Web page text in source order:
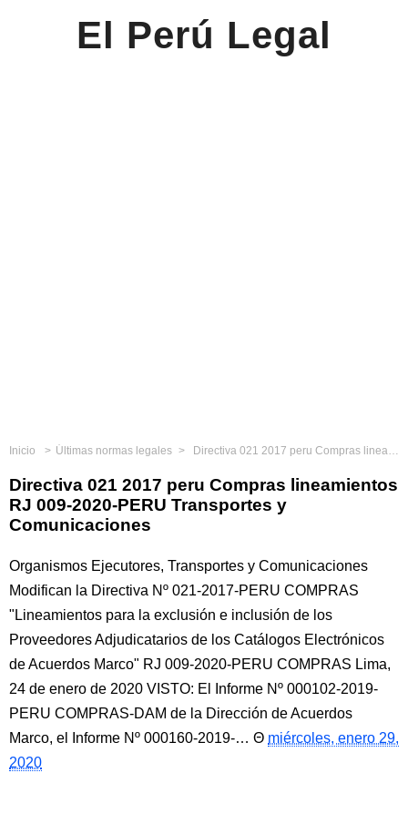
El Perú Legal
Inicio Últimas normas legales Directiva 021 2017 peru Compras lineamientos RJ 009-2020-PERU Transportes y Comunicaciones
Directiva 021 2017 peru Compras lineamientos
RJ 009-2020-PERU Transportes y
Comunicaciones
Organismos Ejecutores, Transportes y Comunicaciones
Modifican la Directiva Nº 021-2017-PERU COMPRAS
"Lineamientos para la exclusión e inclusión de los
Proveedores Adjudicatarios de los Catálogos Electrónicos
de Acuerdos Marco" RJ 009-2020-PERU COMPRAS Lima,
24 de enero de 2020 VISTO: El Informe Nº 000102-2019-
PERU COMPRAS-DAM de la Dirección de Acuerdos
Marco, el Informe Nº 000160-2019-…
miércoles, enero 29,
2020